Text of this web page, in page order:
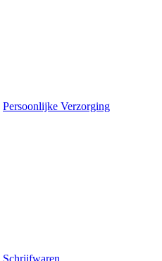
Persoonlijke Verzorging
Schrijfwaren